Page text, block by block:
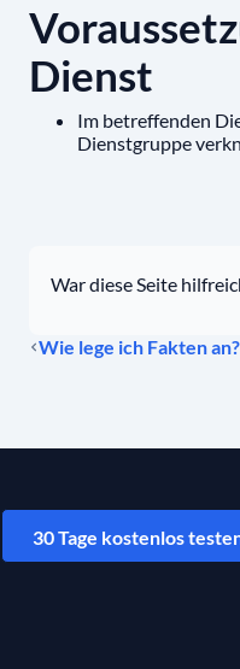
Dienst
Im betreffenden
Dienstgruppe
War diese Seite
Wie lege ich Fakten an?
30 Tage kostenlos